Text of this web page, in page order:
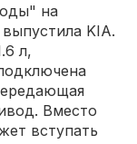
на
KIA.
л,
Вместо
вступать